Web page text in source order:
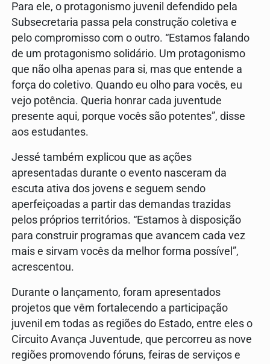
Para ele, o protagonismo juvenil defendido pela
Subsecretaria passa pela construção coletiva e
pelo compromisso com o outro. “Estamos falando
de um protagonismo solidário. Um protagonismo
que não olha apenas para si, mas que entende a
força do coletivo. Quando eu olho para vocês, eu
vejo potência. Queria honrar cada juventude
presente aqui, porque vocês são potentes”, disse
aos estudantes.
Jessé também explicou que as ações
apresentadas durante o evento nasceram da
escuta ativa dos jovens e seguem sendo
aperfeiçoadas a partir das demandas trazidas
pelos próprios territórios. “Estamos à disposição
para construir programas que avancem cada vez
mais e sirvam vocês da melhor forma possível”,
acrescentou.
Durante o lançamento, foram apresentados
projetos que vêm fortalecendo a participação
juvenil em todas as regiões do Estado, entre eles o
Circuito Avança Juventude, que percorreu as nove
regiões promovendo fóruns, feiras de serviços e